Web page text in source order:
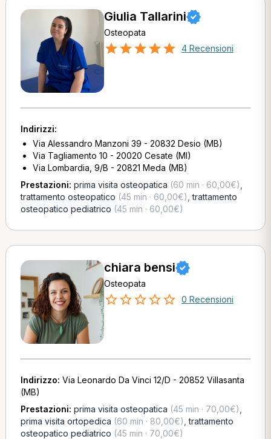
Giulia Tallarini
Osteopata
4 Recensioni
Indirizzi:
Via Alessandro Manzoni 39 - 20832 Desio (MB)
Via Tagliamento 10 - 20020 Cesate (MI)
Via Lombardia, 9/B - 20821 Meda (MB)
Prestazioni: prima visita osteopatica (60 min · 60,00€)
trattamento osteopatico (45 min · 60,00€) ,trattamento
osteopatico pediatrico (45 min · 60,00€)
chiara bensi
Osteopata
0 Recensioni
Indirizzo: Via Leonardo Da Vinci 12/D - 20852 Villasanta
(MB)
Prestazioni: prima visita osteopatica (45 min · 70,00€)
prima visita ortopedica (60 min · 80,00€) ,trattamento
osteopatico pediatrico (45 min · 70,00€)